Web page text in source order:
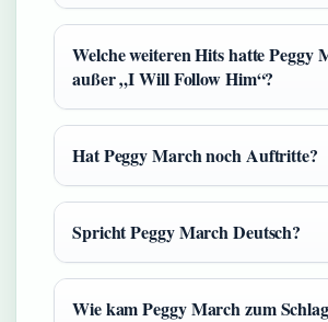
Welche weiteren Hits hatte Peggy
außer „I Will Follow Him“?
Hat Peggy March noch Auftritte?
Spricht Peggy March Deutsch?
Wie kam Peggy March zum